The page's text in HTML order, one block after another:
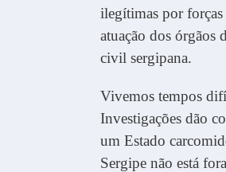
ilegítimas por forças
atuação dos órgãos
civil sergipana.
Vivemos tempos
Investigações dão
um Estado
Sergipe não está